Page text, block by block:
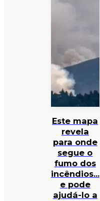
Este mapa
revela
para onde
segue o
fumo dos
incêndios…
e pode
ajudá-lo a